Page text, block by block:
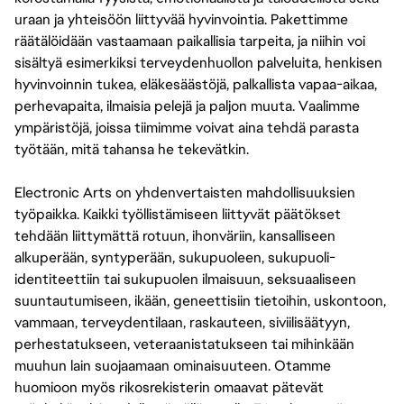
uraan ja yhteisöön liittyvää hyvinvointia. Pakettimme
räätälöidään vastaamaan paikallisia tarpeita, ja niihin voi
sisältyä esimerkiksi terveydenhuollon palveluita, henkisen
hyvinvoinnin tukea, eläkesäästöjä, palkallista vapaa-aikaa,
perhevapaita, ilmaisia pelejä ja paljon muuta. Vaalimme
ympäristöjä, joissa tiimimme voivat aina tehdä parasta
työtään, mitä tahansa he tekevätkin.
Electronic Arts on yhdenvertaisten mahdollisuuksien
työpaikka. Kaikki työllistämiseen liittyvät päätökset
tehdään liittymättä rotuun, ihonväriin, kansalliseen
alkuperään, syntyperään, sukupuoleen, sukupuoli-
identiteettiin tai sukupuolen ilmaisuun, seksuaaliseen
suuntautumiseen, ikään, geneettisiin tietoihin, uskontoon,
vammaan, terveydentilaan, raskauteen, siviilisäätyyn,
perhestatukseen, veteraanistatukseen tai mihinkään
muuhun lain suojaamaan ominaisuuteen. Otamme
huomioon myös rikosrekisterin omaavat pätevät